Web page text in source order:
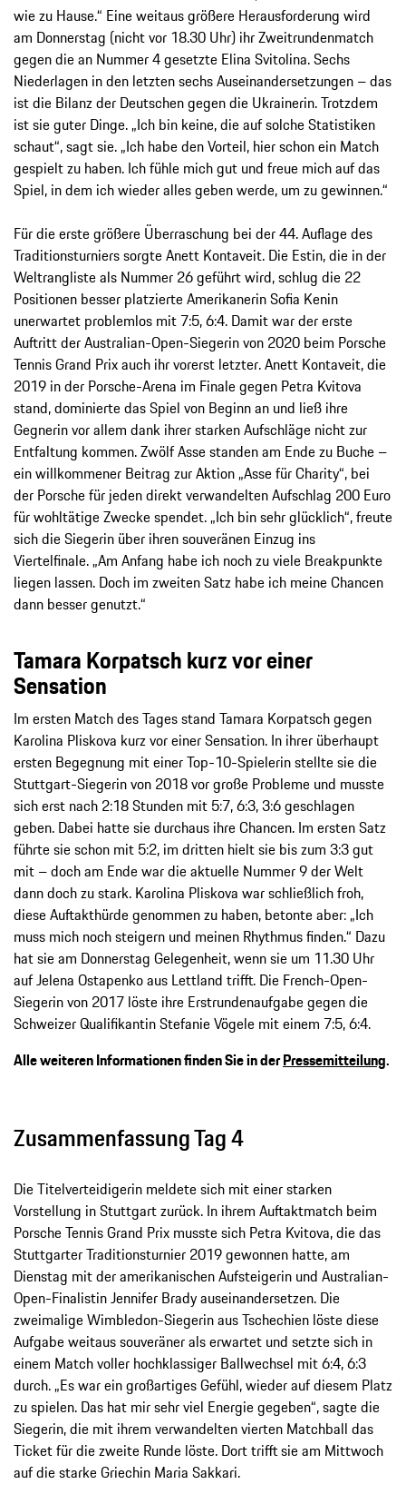
wie zu Hause.“ Eine weitaus größere Herausforderung wird
am Donnerstag (nicht vor 18.30 Uhr) ihr Zweitrundenmatch
gegen die an Nummer 4 gesetzte Elina Svitolina. Sechs
Niederlagen in den letzten sechs Auseinandersetzungen – das
ist die Bilanz der Deutschen gegen die Ukrainerin. Trotzdem
ist sie guter Dinge. „Ich bin keine, die auf solche Statistiken
schaut“, sagt sie. „Ich habe den Vorteil, hier schon ein Match
gespielt zu haben. Ich fühle mich gut und freue mich auf das
Spiel, in dem ich wieder alles geben werde, um zu gewinnen.“
Für die erste größere Überraschung bei der 44. Auflage des
Traditionsturniers sorgte Anett Kontaveit. Die Estin, die in der
Weltrangliste als Nummer 26 geführt wird, schlug die 22
Positionen besser platzierte Amerikanerin Sofia Kenin
unerwartet problemlos mit 7:5, 6:4. Damit war der erste
Auftritt der Australian-Open-Siegerin von 2020 beim Porsche
Tennis Grand Prix auch ihr vorerst letzter. Anett Kontaveit, die
2019 in der Porsche-Arena im Finale gegen Petra Kvitova
stand, dominierte das Spiel von Beginn an und ließ ihre
Gegnerin vor allem dank ihrer starken Aufschläge nicht zur
Entfaltung kommen. Zwölf Asse standen am Ende zu Buche –
ein willkommener Beitrag zur Aktion „Asse für Charity“, bei
der Porsche für jeden direkt verwandelten Aufschlag 200 Euro
für wohltätige Zwecke spendet. „Ich bin sehr glücklich“, freute
sich die Siegerin über ihren souveränen Einzug ins
Viertelfinale. „Am Anfang habe ich noch zu viele Breakpunkte
liegen lassen. Doch im zweiten Satz habe ich meine Chancen
dann besser genutzt.“
Tamara Korpatsch kurz vor einer
Sensation
Im ersten Match des Tages stand Tamara Korpatsch gegen
Karolina Pliskova kurz vor einer Sensation. In ihrer überhaupt
ersten Begegnung mit einer Top-10-Spielerin stellte sie die
Stuttgart-Siegerin von 2018 vor große Probleme und musste
sich erst nach 2:18 Stunden mit 5:7, 6:3, 3:6 geschlagen
geben. Dabei hatte sie durchaus ihre Chancen. Im ersten Satz
führte sie schon mit 5:2, im dritten hielt sie bis zum 3:3 gut
mit – doch am Ende war die aktuelle Nummer 9 der Welt
dann doch zu stark. Karolina Pliskova war schließlich froh,
diese Auftakthürde genommen zu haben, betonte aber: „Ich
muss mich noch steigern und meinen Rhythmus finden.“ Dazu
hat sie am Donnerstag Gelegenheit, wenn sie um 11.30 Uhr
auf Jelena Ostapenko aus Lettland trifft. Die French-Open-
Siegerin von 2017 löste ihre Erstrundenaufgabe gegen die
Schweizer Qualifikantin Stefanie Vögele mit einem 7:5, 6:4.
Alle weiteren Informationen finden Sie in derPressemitteilung.
Zusammenfassung Tag 4
Die Titelverteidigerin meldete sich mit einer starken
Vorstellung in Stuttgart zurück. In ihrem Auftaktmatch beim
Porsche Tennis Grand Prix musste sich Petra Kvitova, die das
Stuttgarter Traditionsturnier 2019 gewonnen hatte, am
Dienstag mit der amerikanischen Aufsteigerin und Australian-
Open-Finalistin Jennifer Brady auseinandersetzen. Die
zweimalige Wimbledon-Siegerin aus Tschechien löste diese
Aufgabe weitaus souveräner als erwartet und setzte sich in
einem Match voller hochklassiger Ballwechsel mit 6:4, 6:3
durch. „Es war ein großartiges Gefühl, wieder auf diesem Platz
zu spielen. Das hat mir sehr viel Energie gegeben“, sagte die
Siegerin, die mit ihrem verwandelten vierten Matchball das
Ticket für die zweite Runde löste. Dort trifft sie am Mittwoch
auf die starke Griechin Maria Sakkari.